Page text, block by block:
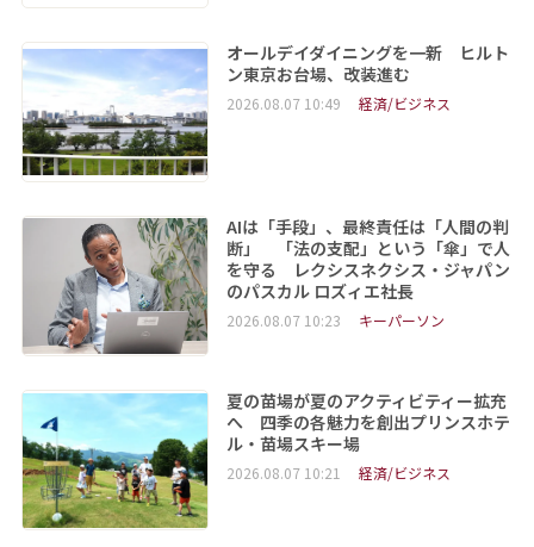
オールデイダイニングを一新 ヒルト
ン東京お台場、改装進む
2026.08.07 10:49 経済/ビジネス
AIは「手段」、最終責任は「人間の判
断」 「法の支配」という「傘」で人
を守る レクシスネクシス・ジャパン
のパスカル ロズィエ社長
2026.08.07 10:23 キーパーソン
夏の苗場が夏のアクティビティー拡充
へ 四季の各魅力を創出プリンスホテ
ル・苗場スキー場
2026.08.07 10:21 経済/ビジネス